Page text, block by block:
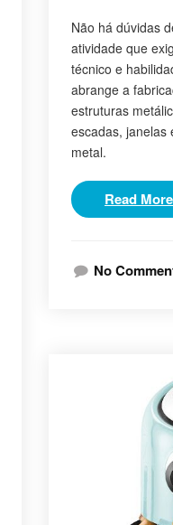
Não há dúvidas
atividade que
técnico e
abrange a
estruturas
escadas, janelas
metal.
Read More
No